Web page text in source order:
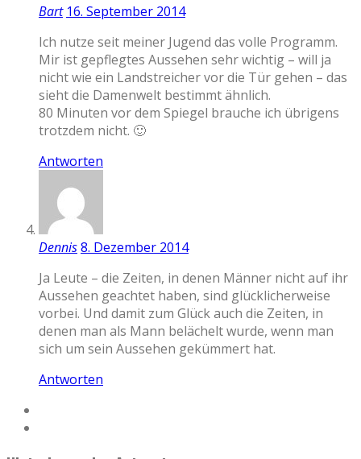
Bart 16. September 2014
Ich nutze seit meiner Jugend das volle Programm.
Mir ist gepflegtes Aussehen sehr wichtig – will ja
nicht wie ein Landstreicher vor die Tür gehen – das
sieht die Damenwelt bestimmt ähnlich.
80 Minuten vor dem Spiegel brauche ich übrigens
trotzdem nicht. 🙂
Antworten
Dennis8. Dezember 2014
Ja Leute – die Zeiten, in denen Männer nicht auf ihr
Aussehen geachtet haben, sind glücklicherweise
vorbei. Und damit zum Glück auch die Zeiten, in
denen man als Mann belächelt wurde, wenn man
sich um sein Aussehen gekümmert hat.
Antworten